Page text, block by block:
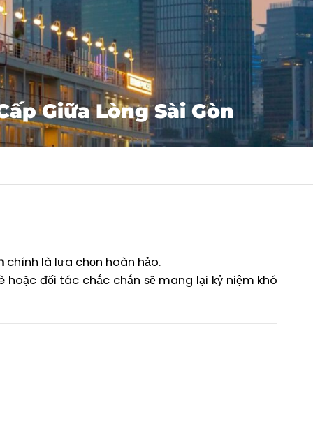
Giữa Lòng Sài Gòn
chính là lựa chọn hoàn hảo.
đối tác chắc chắn sẽ mang lại kỷ niệm khó